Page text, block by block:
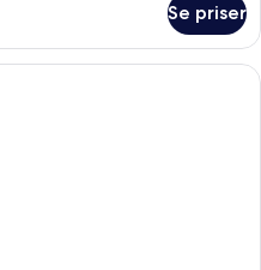
Se priser
Et hotelværelse med to senge, en